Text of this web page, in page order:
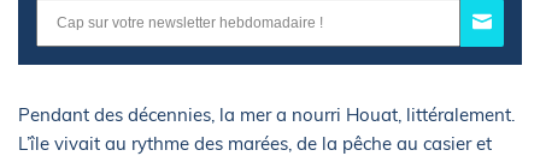
Pendant des décennies, la mer a nourri Houat, littéralement.
L’île vivait au rythme des marées, de la pêche au casier et